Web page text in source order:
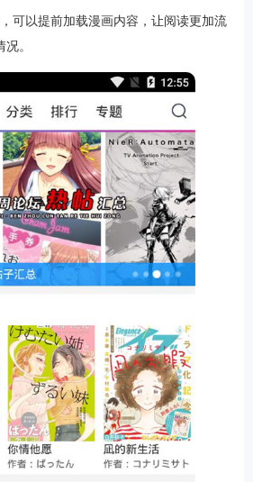
沙盒模组up主自制赛车竞速策略塔防
斗模拟经营音乐游戏单机游戏战争策略
摄影美颜办公商务旅游出行金融理财
件健康运动生活购物地图导航
可以提前加载漫画内容，让阅读更加流
。